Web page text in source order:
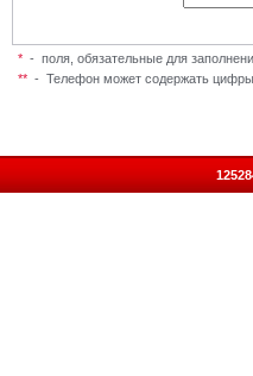
* - поля, обязательные для
** - Телефон может содержать цифры,